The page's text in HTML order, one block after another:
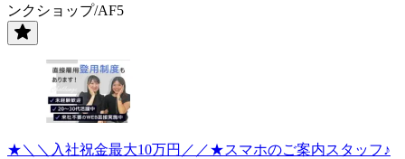
ンクショップ/AF5
★＼＼入社祝金最大10万円／／★スマホのご案内スタッフ♪